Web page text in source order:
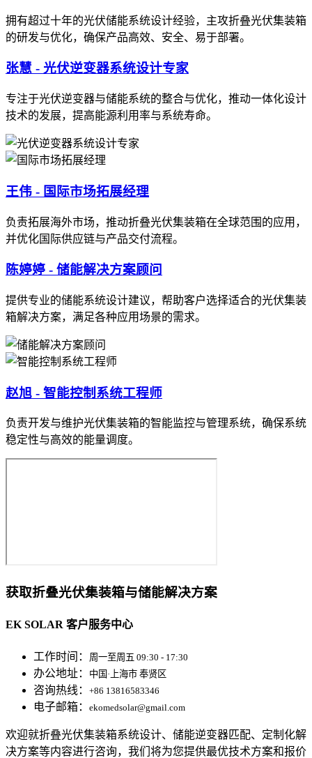
拥有超过十年的光伏储能系统设计经验，主攻折叠光伏集装箱
的研发与优化，确保产品高效、安全、易于部署。
张慧 - 光伏逆变器系统设计专家
专注于光伏逆变器与储能系统的整合与优化，推动一体化设计
技术的发展，提高能源利用率与系统寿命。
王伟 - 国际市场拓展经理
负责拓展海外市场，推动折叠光伏集装箱在全球范围的应用，
并优化国际供应链与产品交付流程。
陈婷婷 - 储能解决方案顾问
提供专业的储能系统设计建议，帮助客户选择适合的光伏集装
箱解决方案，满足各种应用场景的需求。
赵旭 - 智能控制系统工程师
负责开发与维护光伏集装箱的智能监控与管理系统，确保系统
稳定性与高效的能量调度。
获取折叠光伏集装箱与储能解决方案
EK SOLAR 客户服务中心
工作时间： 周一至周五 09:30 - 17:30
办公地址： 中国·上海市 奉贤区
咨询热线： +86 13816583346
电子邮箱： ekomedsolar@gmail.com
欢迎就折叠光伏集装箱系统设计、储能逆变器匹配、定制化解
决方案等内容进行咨询，我们将为您提供最优技术方案和报价